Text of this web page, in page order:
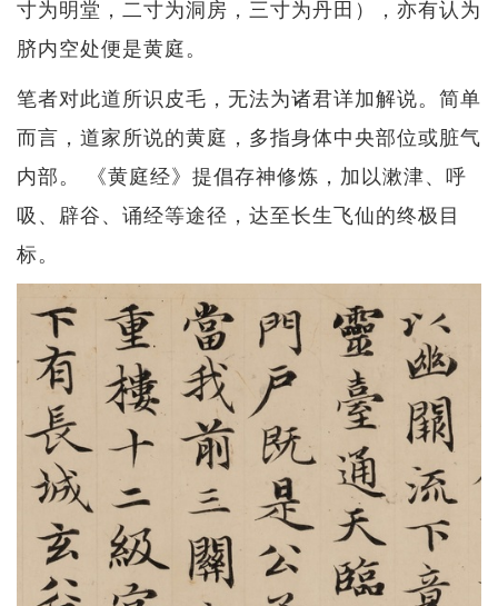
寸为明堂，二寸为洞房，三寸为丹田），亦有认为
脐内空处便是黄庭。
笔者对此道所识皮毛，无法为诸君详加解说。简单
而言，道家所说的黄庭，多指身体中央部位或脏气
内部。 《黄庭经》提倡存神修炼，加以漱津、呼
吸、辟谷、诵经等途径，达至长生飞仙的终极目
标。